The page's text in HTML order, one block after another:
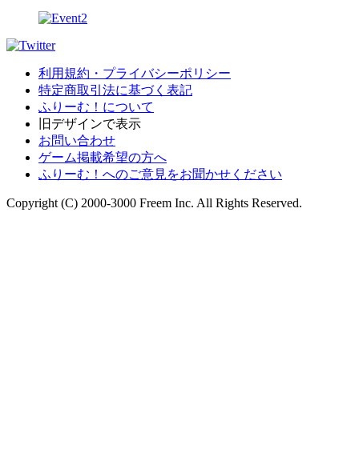
利用規約・プライバシーポリシー
特定商取引法に基づく表記
ふりーむ！について
旧デザインで表示
お問い合わせ
ゲーム掲載希望の方へ
ふりーむ！へのご意見をお聞かせください
Copyright (C) 2000-3000 Freem Inc. All Rights Reserved.